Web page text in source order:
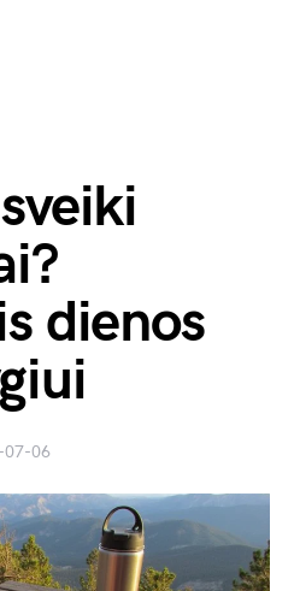
dienos
07-06